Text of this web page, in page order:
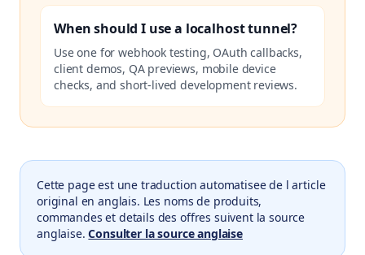
When should I use a localhost tunnel?
Use one for webhook testing, OAuth callbacks,
client demos, QA previews, mobile device
checks, and short-lived development reviews.
Cette page est une traduction automatisee de l article
original en anglais. Les noms de produits,
commandes et details des offres suivent la source
anglaise. Consulter la source anglaise